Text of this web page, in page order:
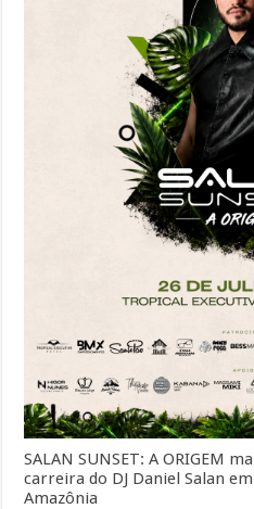
SALAN SUNSET: A ORIGEM
carreira do DJ Daniel Salan
Amazônia